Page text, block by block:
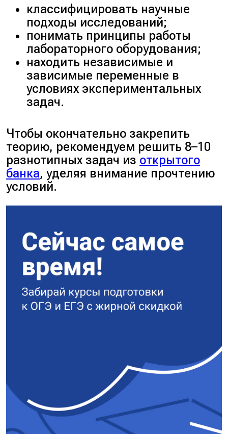
нужно взять митохондрии из
тех же клеток, не изменять рН
межмембранного пространства
в митохондриях.
3. Не изменять все остальные
параметры: температуру,
количество питательных
и другие.
4. Отрицательный контроль
позволит установить,
действительно ли изменение
рН межмембранного
при анаэробных условиях
приводит к увеличению
количества синтезируемых
АТФ в единицу времени.
классифицировать научные
подходы исследований;
понимать принципы работы
лабораторного оборудования;
находить независимые и
зависимые переменные в
условиях экспериментальных
задач.
Чтобы окончательно закрепить
теорию, рекомендуем решить 8–10
разнотипных задач из открытого
банка, уделяя внимание прочтению
условий.